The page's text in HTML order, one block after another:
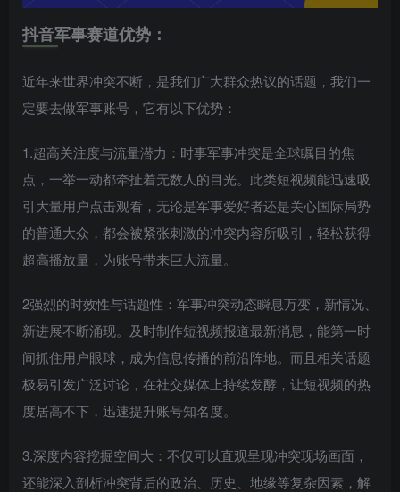
抖音军事赛道优势：
近年来世界冲突不断，是我们广大群众热议的话题，我们一
定要去做军事账号，它有以下优势：
1.超高关注度与流量潜力：时事军事冲突是全球瞩目的焦
点，一举一动都牵扯着无数人的目光。此类短视频能迅速吸
引大量用户点击观看，无论是军事爱好者还是关心国际局势
的普通大众，都会被紧张刺激的冲突内容所吸引，轻松获得
超高播放量，为账号带来巨大流量。
2强烈的时效性与话题性：军事冲突动态瞬息万变，新情况、
新进展不断涌现。及时制作短视频报道最新消息，能第一时
间抓住用户眼球，成为信息传播的前沿阵地。而且相关话题
极易引发广泛讨论，在社交媒体上持续发酵，让短视频的热
度居高不下，迅速提升账号知名度。
3.深度内容挖掘空间大：不仅可以直观呈现冲突现场画面，
还能深入剖析冲突背后的政治、历史、地缘等复杂因素，解